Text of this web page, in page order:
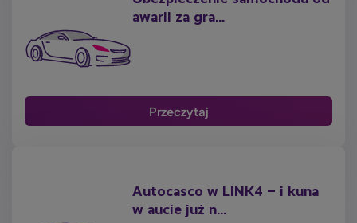
awarii za gra...
Przeczytaj
Autocasco w LINK4 – i kuna
w aucie już n...